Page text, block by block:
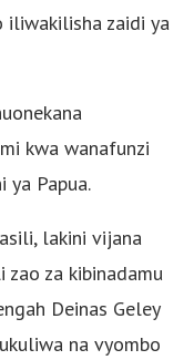
iliwakilisha zaidi ya
kwa wanafunzi
ya Papua.
lakini vijana
za kibinadamu
Deinas Geley
na vyombo